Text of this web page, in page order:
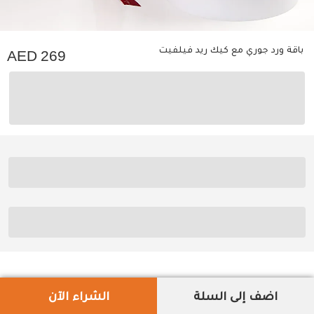
باقة ورد جوري مع كيك ريد فيلفيت 269
اضف إلى السلة الشراء الآن